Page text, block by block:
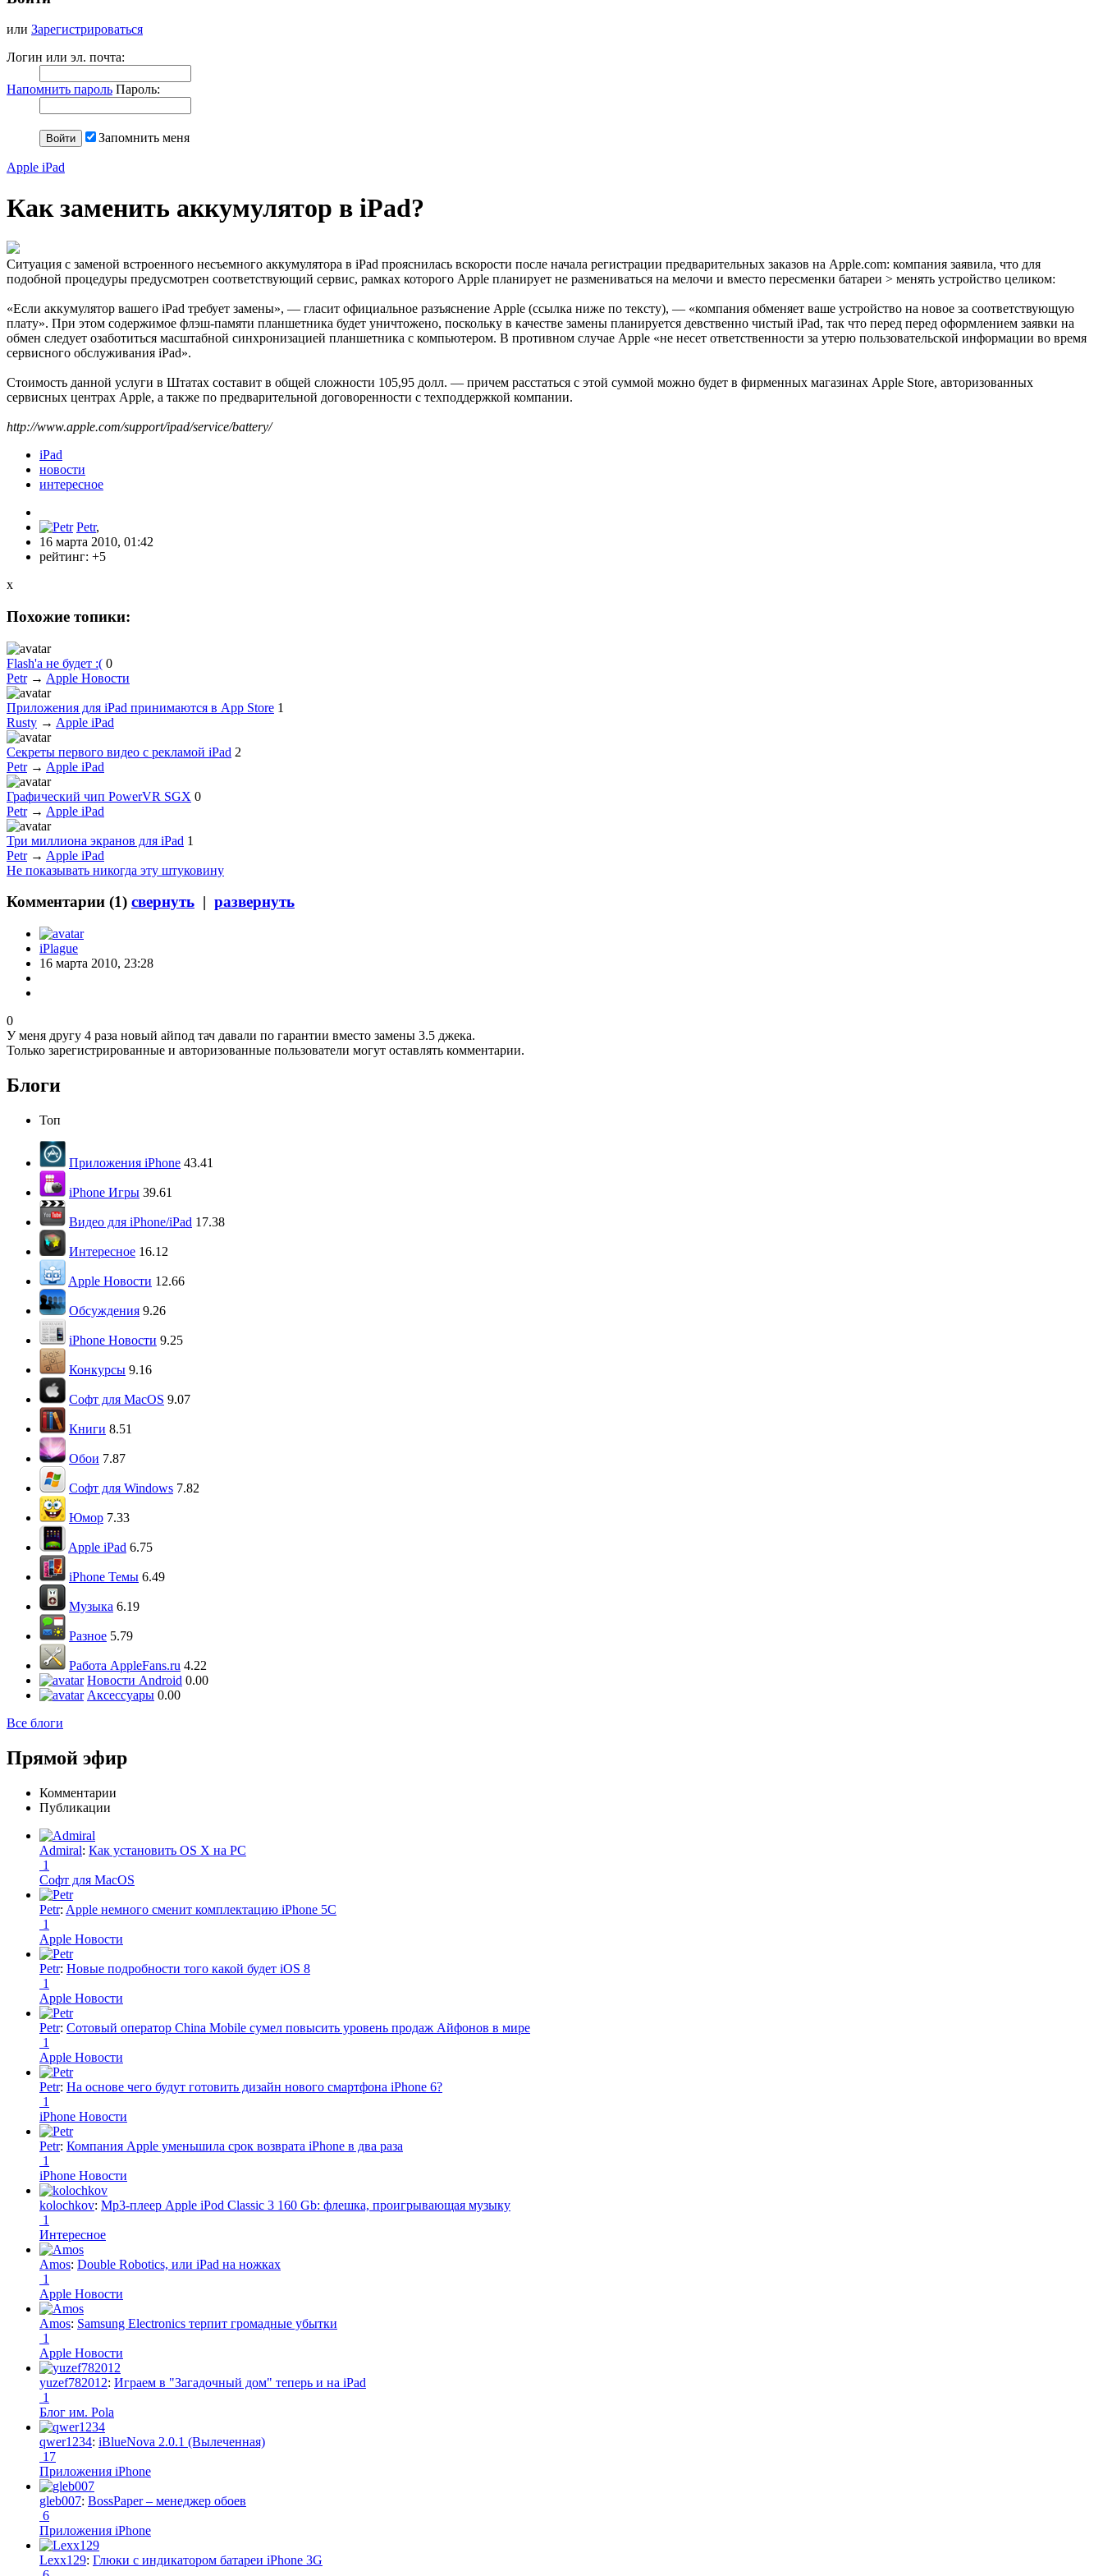
или Зарегистрироваться
Логин или эл. почта:
Напомнить пароль Пароль:
Запомнить меня
Apple iPad
Как заменить аккумулятор в iPad?
Ситуация с заменой встроенного несъемного аккумулятора в iPad прояснилась вскорости после начала регистрации предварительных заказов на Apple.com: компания заявила, что для
подобной процедуры предусмотрен соответствующий сервис, рамках которого Apple планирует не размениваться на мелочи и вместо пересменки батареи > менять устройство целиком:
«Если аккумулятор вашего iPad требует замены», — гласит официальное разъяснение Apple (ссылка ниже по тексту), — «компания обменяет ваше устройство на новое за соответствующую
плату». При этом содержимое флэш-памяти планшетника будет уничтожено, поскольку в качестве замены планируется девственно чистый iPad, так что перед перед оформлением заявки на
обмен следует озаботиться масштабной синхронизацией планшетника с компьютером. В противном случае Apple «не несет ответственности за утерю пользовательской информации во время
сервисного обслуживания iPad».
Стоимость данной услуги в Штатах составит в общей сложности 105,95 долл. — причем расстаться с этой суммой можно будет в фирменных магазинах Apple Store, авторизованных
сервисных центрах Apple, а также по предварительной договоренности с техподдержкой компании.
http://www.apple.com/support/ipad/service/battery/
iPad
новости
интересное
Petr,
16 марта 2010, 01:42
рейтинг: +5
x
Похожие топики:
Flash'а не будет :( 0
Petr→ Apple Новости
Приложения для iPad принимаются в App Store 1
Rusty → Apple iPad
Секреты первого видео с рекламой iPad 2
Petr→ Apple iPad
Графический чип PowerVR SGX 0
Petr→ Apple iPad
Три миллиона экранов для iPad 1
Petr→ Apple iPad
Не показывать никогда эту штуковину
Комментарии (1) свернуть | развернуть
iPlague
16 марта 2010, 23:28
0
У меня другу 4 раза новый айпод тач давали по гарантии вместо замены 3.5 джека.
Только зарегистрированные и авторизованные пользователи могут оставлять комментарии.
Блоги
Топ
Приложения iPhone 43.41
iPhone Игры 39.61
Видео для iPhone/iPad 17.38
Интересное 16.12
Apple Новости 12.66
Обсуждения 9.26
iPhone Новости 9.25
Конкурсы 9.16
Софт для MacOS 9.07
Книги 8.51
Обои 7.87
Софт для Windows 7.82
Юмор 7.33
Apple iPad 6.75
iPhone Темы 6.49
Музыка 6.19
Разное 5.79
Работа AppleFans.ru 4.22
Новости Android 0.00
Аксессуары 0.00
Все блоги
Прямой эфир
Комментарии
Публикации
Admiral: Как установить OS X на PC
1
Софт для MacOS
Petr: Apple немного сменит комплектацию iPhone 5C
1
Apple Новости
Petr: Новые подробности того какой будет iOS 8
1
Apple Новости
Petr: Сотовый оператор China Mobile сумел повысить уровень продаж Айфонов в мире
1
Apple Новости
Petr: На основе чего будут готовить дизайн нового смартфона iPhone 6?
1
iPhone Новости
Petr: Компания Apple уменьшила срок возврата iPhone в два раза
1
iPhone Новости
kolochkov: Mp3-плеер Apple iPod Classic 3 160 Gb: флешка, проигрывающая музыку
1
Интересное
Amos: Double Robotics, или iPad на ножках
1
Apple Новости
Amos: Samsung Electronics терпит громадные убытки
1
Apple Новости
yuzef782012: Играем в "Загадочный дом" теперь и на iPad
1
Блог им. Pola
qwer1234: iBlueNova 2.0.1 (Вылеченная)
17
Приложения iPhone
gleb007: BossPaper – менеджер обоев
6
Приложения iPhone
Lexx129: Глюки с индикатором батареи iPhone 3G